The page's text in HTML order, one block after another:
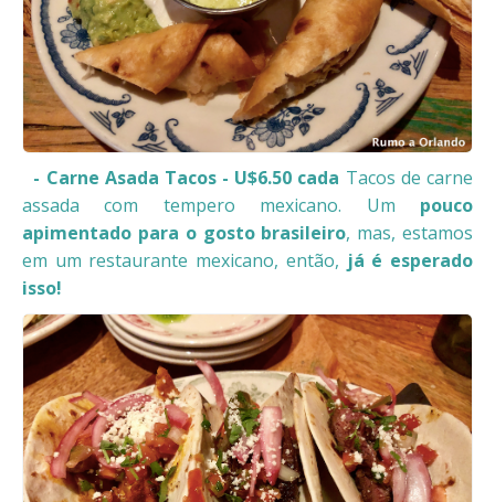
- Carne Asada Tacos - U$6.50 cada Tacos de carne
assada com tempero mexicano. Um pouco
apimentado para o gosto brasileiro, mas, estamos
em um restaurante mexicano, então, já é esperado
isso!